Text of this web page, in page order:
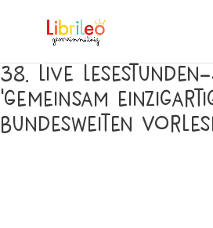
38. Live Lesestunden-
‘Gemeinsam
Bundesweiten